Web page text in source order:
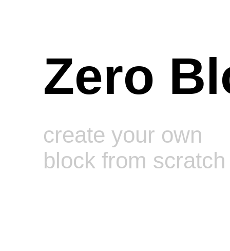
Zero
create your own
block from scratch